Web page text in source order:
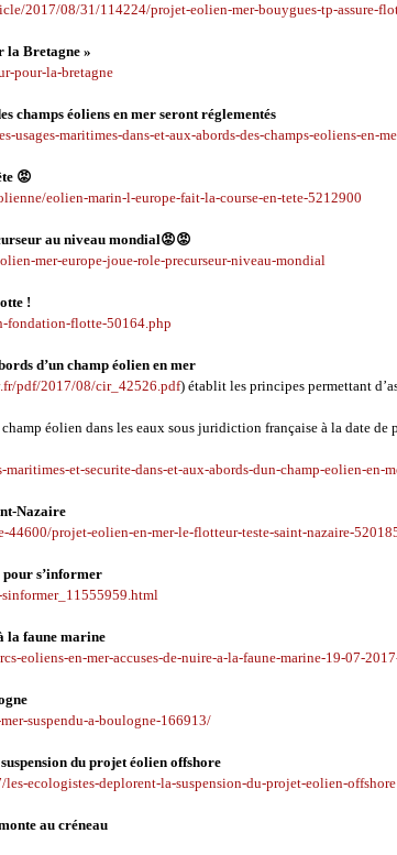
2017/08/31/114224/projet-eolien-mer-bouygues-tp-assure-
la Bretagne »
pour-la-bretagne
champs éoliens en mer seront réglementés
maritimes-dans-et-aux-abords-des-champs-eoliens-en-
😡
eolien-marin-l-europe-fait-la-course-en-tete-5212900
au niveau mondial😡😡
mer-europe-joue-role-precurseur-niveau-mondial
!
fondation-flotte-50164.php
d’un champ éolien en mer
pdf/2017/08/cir_42526.pdf) établit les principes permettant
éolien dans les eaux sous juridiction française à la date
et-securite-dans-et-aux-abords-dun-champ-eolien-en-
Nazaire
projet-eolien-en-mer-le-flotteur-teste-saint-nazaire-
pour s’informer
la faune marine
eoliens-en-mer-accuses-de-nuire-a-la-faune-marine-19-07-
suspendu-a-boulogne-166913/
du projet éolien offshore
ecologistes-deplorent-la-suspension-du-projet-eolien-offshore
au créneau